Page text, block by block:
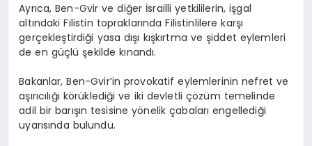
Ayrıca, Ben-Gvir ve diğer İsrailli yetkililerin, işgal
altındaki Filistin topraklarında Filistinlilere karşı
gerçekleştirdiği yasa dışı kışkırtma ve şiddet eylemleri
de en güçlü şekilde kınandı.
Bakanlar, Ben-Gvir’in provokatif eylemlerinin nefret ve
aşırıcılığı körüklediği ve iki devletli çözüm temelinde
adil bir barışın tesisine yönelik çabaları engellediği
uyarısında bulundu.